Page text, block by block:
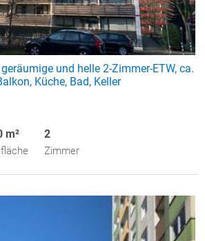
und helle 2-Zimmer-ETW, ca.
Küche, Bad, Keller
m² 2
Zimmer